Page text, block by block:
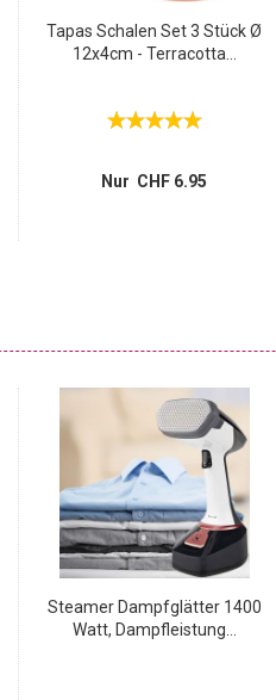
Tapas Schalen Set 3 Stück Ø
12x4cm - Terracotta...
Nur CHF 6.95
Steamer Dampfglätter 1400
Watt, Dampfleistung...